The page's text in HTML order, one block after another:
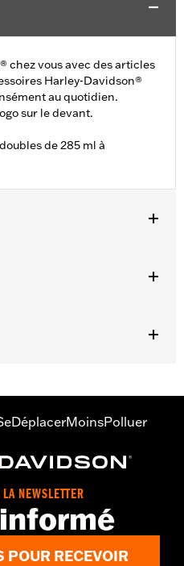
chez vous avec des articles
Harley-Davidson®
au quotidien.
sur le devant.
de 285 ml à
NEWSLETTER
POUR RECEVOIR